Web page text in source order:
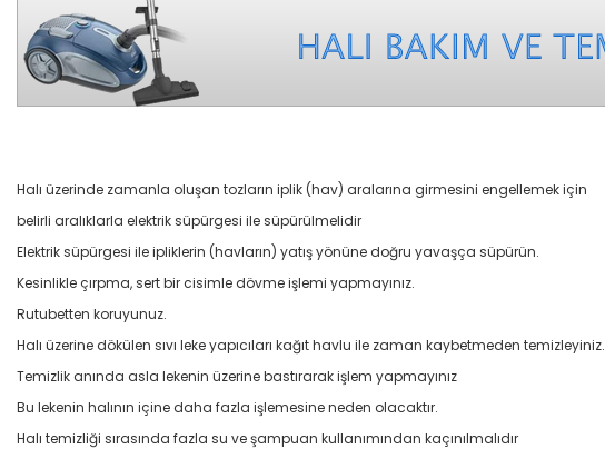
Halı üzerinde zamanla oluşan tozların iplik (hav) aralarına girmesini engellemek için
belirli aralıklarla elektrik süpürgesi ile süpürülmelidir
Elektrik süpürgesi ile ipliklerin (havların) yatış yönüne doğru yavaşça süpürün.
Kesinlikle çırpma, sert bir cisimle dövme işlemi yapmayınız.
Rutubetten koruyunuz.
Halı üzerine dökülen sıvı leke yapıcıları kağıt havlu ile zaman kaybetmeden temizleyiniz.
Temizlik anında asla lekenin üzerine bastırarak işlem yapmayınız
Bu lekenin halının içine daha fazla işlemesine neden olacaktır.
Halı temizliği sırasında fazla su ve şampuan kullanımından kaçınılmalıdır